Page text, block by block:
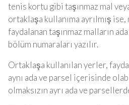
tenis kortu gibi taşınmaz mal
ortaklaşa kullanıma ayrılmış
faydalanan taşınmaz malların
bölüm numaraları yazılır.
Ortaklaşa kullanılan yerler,
aynı ada ve parsel içerisinde
olmaksızın ayrı ada ve